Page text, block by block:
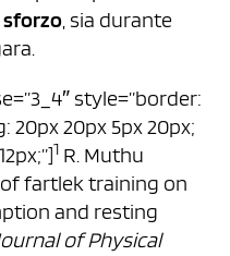
, sia durante
style=”border:
20px 20px 5px 20px;
1 R. Muthu
fartlek training on
and resting
of Physical